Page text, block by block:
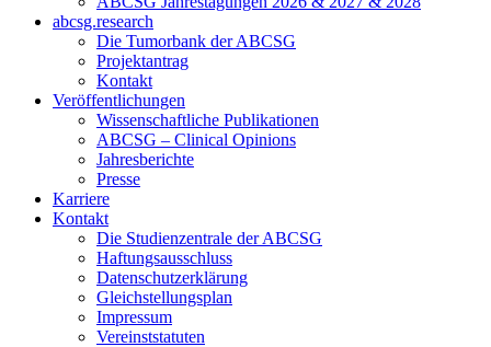
abcsg.research
Die Tumorbank der ABCSG
Projektantrag
Kontakt
Veröffentlichungen
Wissenschaftliche Publikationen
ABCSG – Clinical Opinions
Jahresberichte
Presse
Karriere
Kontakt
Die Studienzentrale der ABCSG
Haftungsausschluss
Datenschutzerklärung
Gleichstellungsplan
Impressum
Vereinststatuten